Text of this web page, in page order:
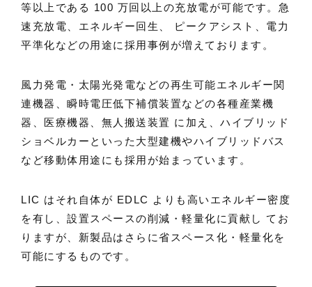
等以上である 100 万回以上の充放電が可能です。急
速充放電、エネルギー回生、 ピークアシスト、電力
平準化などの用途に採用事例が増えております。
風力発電・太陽光発電などの再生可能エネルギー関
連機器、瞬時電圧低下補償装置などの各種産業機
器、医療機器、無人搬送装置 に加え、ハイブリッド
ショベルカーといった大型建機やハイブリッドバス
など移動体用途にも採用が始まっています。
LIC はそれ自体が EDLC よりも高いエネルギー密度
を有し、設置スペースの削減・軽量化に貢献し てお
りますが、新製品はさらに省スペース化・軽量化を
可能にするものです。